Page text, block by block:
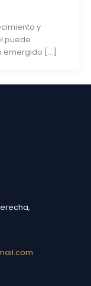
y
puede
emergido […]